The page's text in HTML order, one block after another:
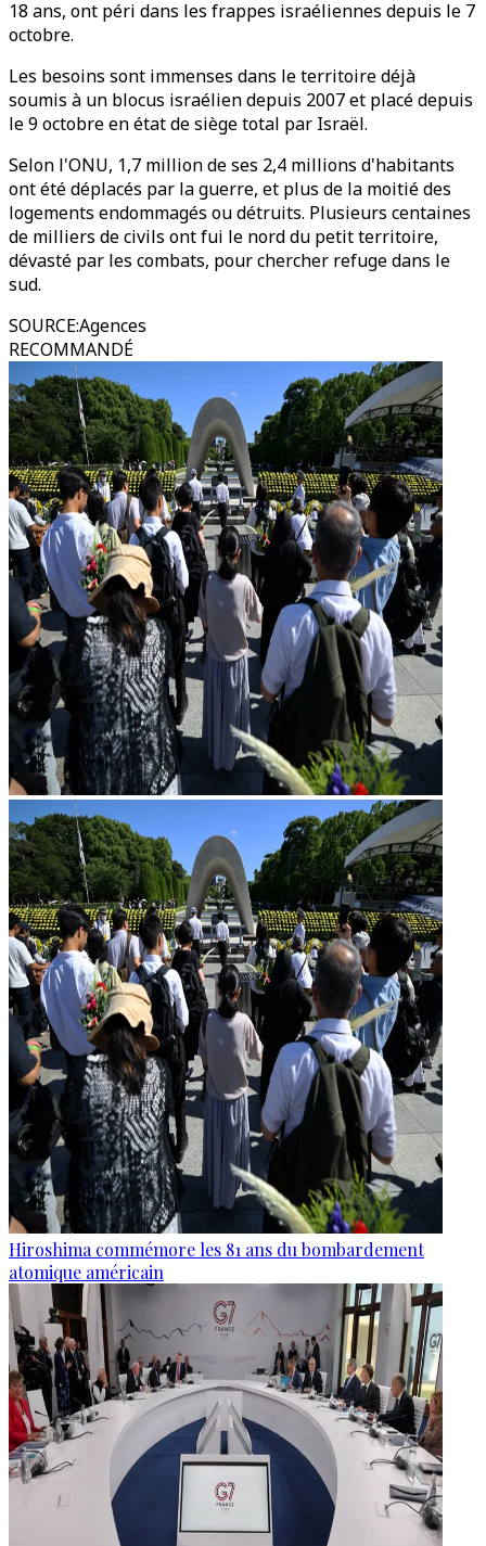
18 ans, ont péri dans les frappes israéliennes depuis le 7
octobre.
Les besoins sont immenses dans le territoire déjà
soumis à un blocus israélien depuis 2007 et placé depuis
le 9 octobre en état de siège total par Israël.
Selon l'ONU, 1,7 million de ses 2,4 millions d'habitants
ont été déplacés par la guerre, et plus de la moitié des
logements endommagés ou détruits. Plusieurs centaines
de milliers de civils ont fui le nord du petit territoire,
dévasté par les combats, pour chercher refuge dans le
sud.
SOURCE:Agences
RECOMMANDÉ
Hiroshima commémore les 81 ans du bombardement
atomique américain